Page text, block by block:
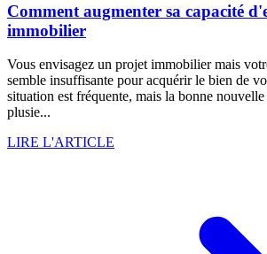
Comment augmenter sa capacité
immobilier
Vous envisagez un projet immobilier mais
semble insuffisante pour acquérir le bien de
situation est fréquente, mais la bonne
plusie...
LIRE L'ARTICLE